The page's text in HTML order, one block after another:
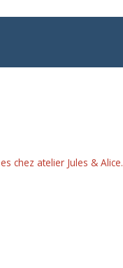
chez atelier Jules & Alice.